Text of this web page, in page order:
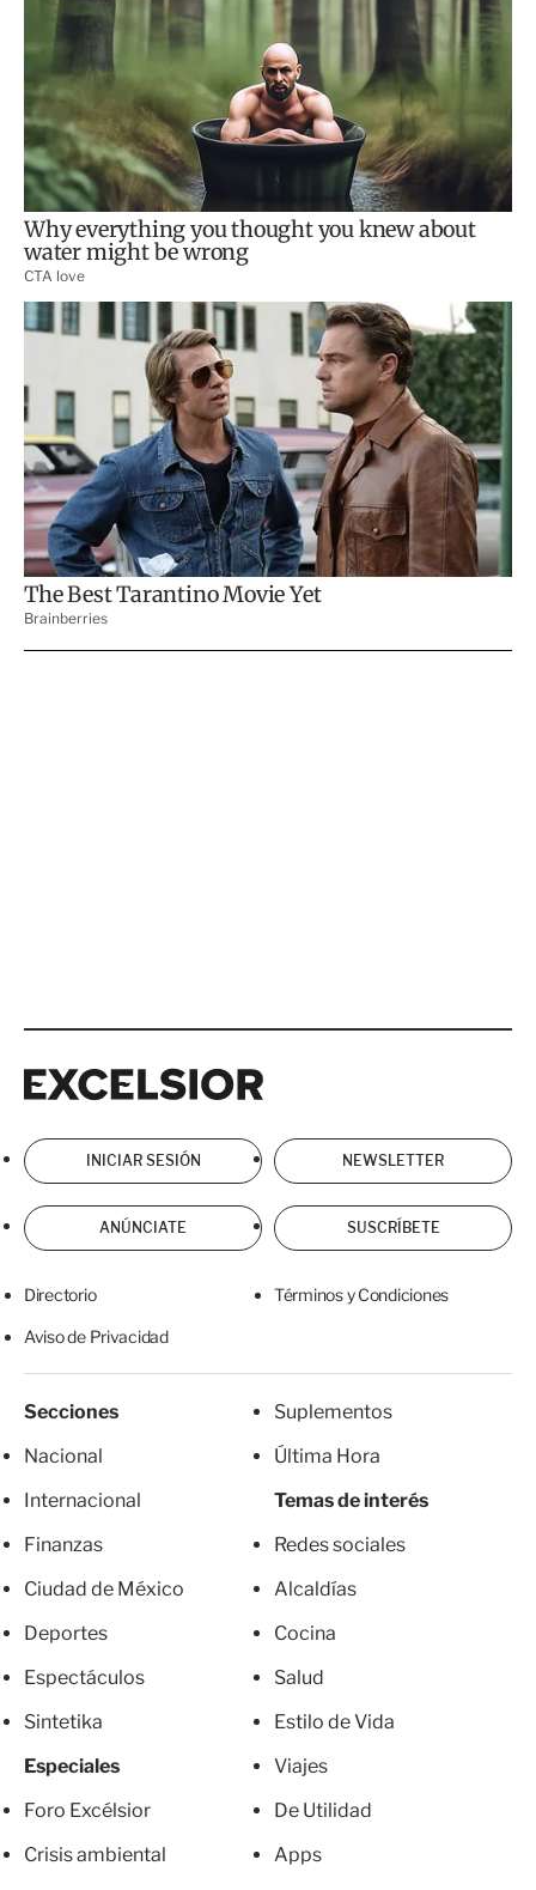
INICIAR SESIÓN NEWSLETTER
ANÚNCIATE SUSCRÍBETE
Directorio Términos y Condiciones
Aviso de Privacidad
Secciones
Nacional
Internacional
Finanzas
Ciudad de México
Deportes
Espectáculos
Sintetika
Especiales
Foro Excélsior
Crisis ambiental
Suplementos
Última Hora
Temas de interés
Redes sociales
Alcaldías
Cocina
Salud
Estilo de Vida
Viajes
De Utilidad
Apps